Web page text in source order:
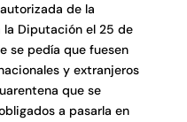
de la
Diputación el 25 de
se pedía que fuesen
y extranjeros
que se
a pasarla en